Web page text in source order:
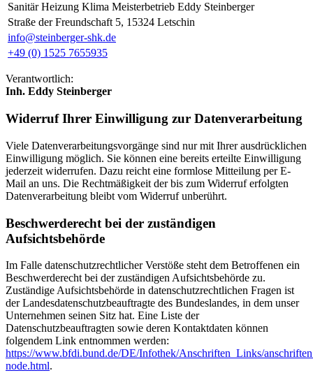
Sanitär Heizung Klima Meisterbetrieb Eddy Steinberger
Straße der Freundschaft 5, 15324 Letschin
info@steinberger-shk.de
+49 (0) 1525 7655935
Verantwortlich:
Inh. Eddy Steinberger
Widerruf Ihrer Einwilligung zur Datenverarbeitung
Viele Datenverarbeitungsvorgänge sind nur mit Ihrer ausdrücklichen
Einwilligung möglich. Sie können eine bereits erteilte Einwilligung
jederzeit widerrufen. Dazu reicht eine formlose Mitteilung per E-
Mail an uns. Die Rechtmäßigkeit der bis zum Widerruf erfolgten
Datenverarbeitung bleibt vom Widerruf unberührt.
Beschwerderecht bei der zuständigen
Aufsichtsbehörde
Im Falle datenschutzrechtlicher Verstöße steht dem Betroffenen ein
Beschwerderecht bei der zuständigen Aufsichtsbehörde zu.
Zuständige Aufsichtsbehörde in datenschutzrechtlichen Fragen ist
der Landesdatenschutzbeauftragte des Bundeslandes, in dem unser
Unternehmen seinen Sitz hat. Eine Liste der
Datenschutzbeauftragten sowie deren Kontaktdaten können
folgendem Link entnommen werden:
https://www.bfdi.bund.de/DE/Infothek/Anschriften_Links/
node.html.